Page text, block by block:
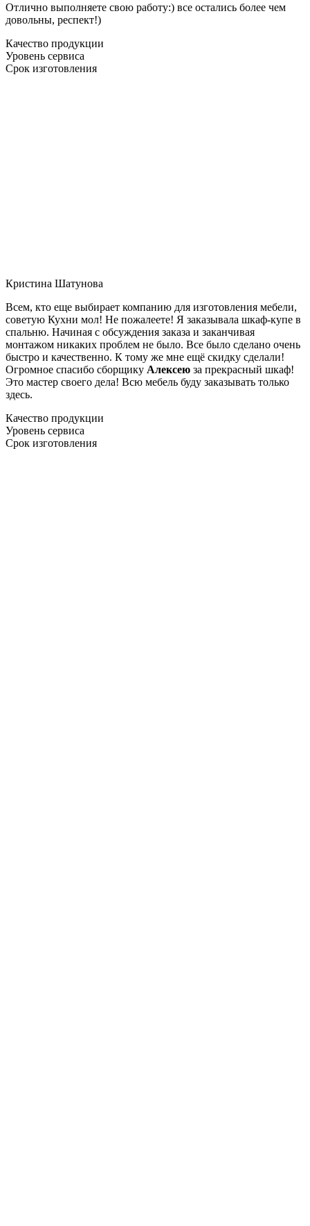
Отлично выполняете свою работу:) все остались более чем
довольны, респект!)
Качество продукции
Уровень сервиса
Срок изготовления
Кристина Шатунова
Всем, кто еще выбирает компанию для изготовления мебели,
советую Кухни мол! Не пожалеете! Я заказывала шкаф-купе в
спальню. Начиная с обсуждения заказа и заканчивая
монтажом никаких проблем не было. Все было сделано очень
быстро и качественно. К тому же мне ещё скидку сделали!
Огромное спасибо сборщику Алексею за прекрасный шкаф!
Это мастер своего дела! Всю мебель буду заказывать только
здесь.
Качество продукции
Уровень сервиса
Срок изготовления